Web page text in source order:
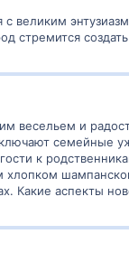
великим
стремится
весельем и
семейные
к
хлопком
Какие аспекты